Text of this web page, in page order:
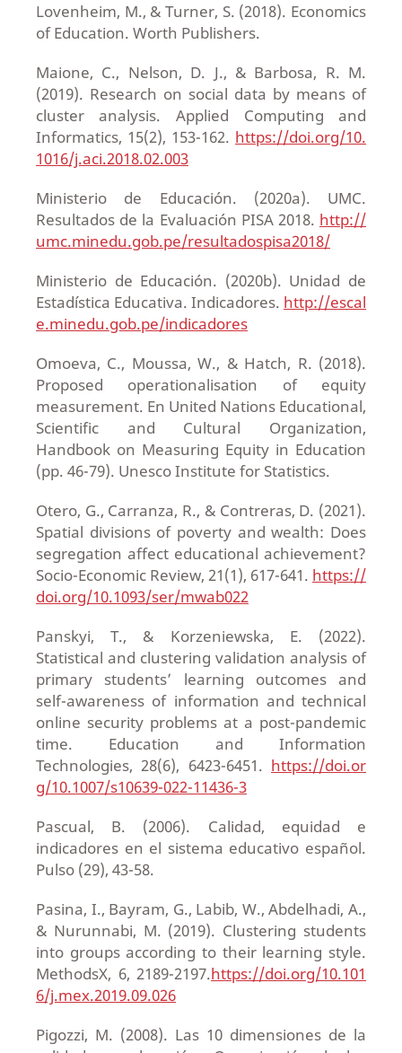
Lovenheim, M., & Turner, S. (2018). Economics
of Education. Worth Publishers.
Maione, C., Nelson, D. J., & Barbosa, R. M.
(2019). Research on social data by means of
cluster analysis. Applied Computing and
Informatics, 15(2), 153-162. https://doi.org/10.
1016/j.aci.2018.02.003
Ministerio de Educación. (2020a). UMC.
Resultados de la Evaluación PISA 2018. http://
umc.minedu.gob.pe/resultadospisa2018/
Ministerio de Educación. (2020b). Unidad de
Estadística Educativa. Indicadores. http://escal
e.minedu.gob.pe/indicadores
Omoeva, C., Moussa, W., & Hatch, R. (2018).
Proposed operationalisation of equity
measurement. En United Nations Educational,
Scientific and Cultural Organization,
Handbook on Measuring Equity in Education
(pp. 46-79). Unesco Institute for Statistics.
Otero, G., Carranza, R., & Contreras, D. (2021).
Spatial divisions of poverty and wealth: Does
segregation affect educational achievement?
Socio-Economic Review, 21(1), 617-641. https://
doi.org/10.1093/ser/mwab022
Panskyi, T., & Korzeniewska, E. (2022).
Statistical and clustering validation analysis of
primary students’ learning outcomes and
self-awareness of information and technical
online security problems at a post-pandemic
time. Education and Information
Technologies, 28(6), 6423-6451. https://doi.or
g/10.1007/s10639-022-11436-3
Pascual, B. (2006). Calidad, equidad e
indicadores en el sistema educativo español.
Pulso (29), 43-58.
Pasina, I., Bayram, G., Labib, W., Abdelhadi, A.,
& Nurunnabi, M. (2019). Clustering students
into groups according to their learning style.
MethodsX, 6, 2189-2197.https://doi.org/10.101
6/j.mex.2019.09.026
Pigozzi, M. (2008). Las 10 dimensiones de la